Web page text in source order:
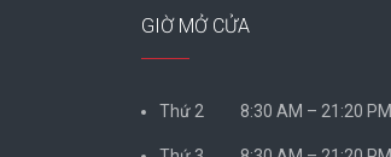
GIỜ MỞ CỬA
Thứ 2 8:30 AM – 21:20 PM